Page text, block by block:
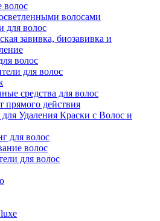
волос
волосами
для волос
завивка, биозавивка и
волос
для волос
средства для волос
прямого действия
Удаления Краски с Волос и
для волос
волос
для волос